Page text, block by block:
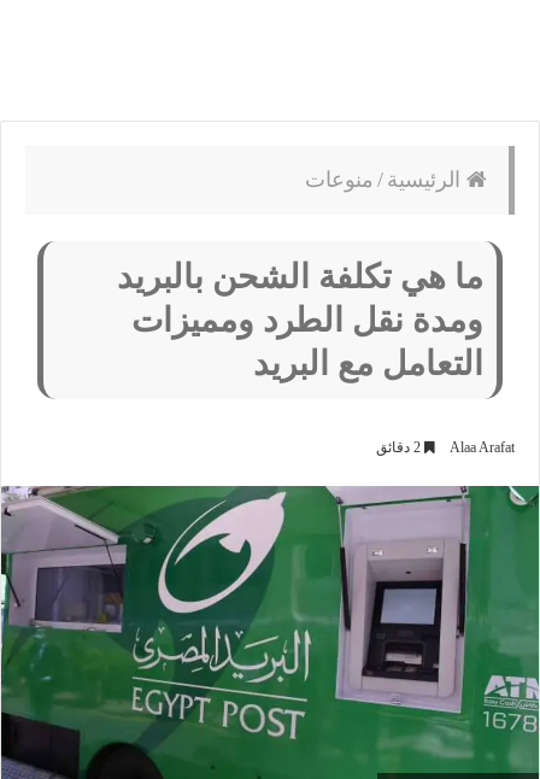
الرئيسية / منوعات
ما هي تكلفة الشحن بالبريد
ومدة نقل الطرد ومميزات
التعامل مع البريد
Alaa Arafat